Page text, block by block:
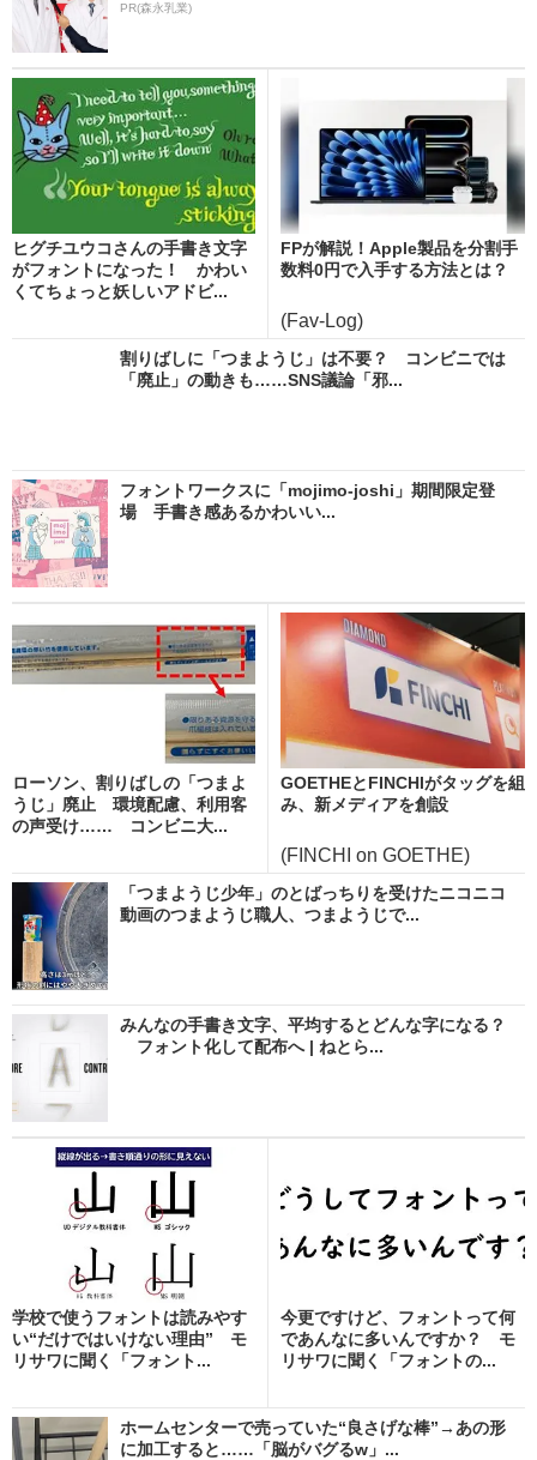
PR(森永乳業)
ヒグチユウコさんの手書き文字
がフォントになった！ かわい
くてちょっと妖しいアドビ...
FPが解説！Apple製品を分割手
数料0円で入手する方法とは？
(Fav-Log)
割りばしに「つまようじ」は不要？ コンビニでは
「廃止」の動きも……SNS議論「邪...
フォントワークスに「mojimo-joshi」期間限定登
場 手書き感あるかわいい...
ローソン、割りばしの「つまよ
うじ」廃止 環境配慮、利用客
の声受け…… コンビニ大...
GOETHEとFINCHIがタッグを組
み、新メディアを創設
(FINCHI on GOETHE)
「つまようじ少年」のとばっちりを受けたニコニコ
動画のつまようじ職人、つまようじで...
みんなの手書き文字、平均するとどんな字になる？
フォント化して配布へ | ねとら...
学校で使うフォントは読みやす
い“だけではいけない理由” モ
リサワに聞く「フォント...
今更ですけど、フォントって何
であんなに多いんですか？ モ
リサワに聞く「フォントの...
ホームセンターで売っていた“良さげな棒”→あの形
に加工すると……「脳がバグるw」...